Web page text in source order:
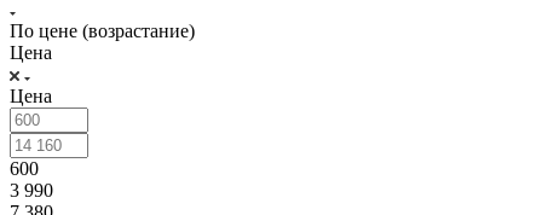
По цене (возрастание)
Цена
Цена
600
3 990